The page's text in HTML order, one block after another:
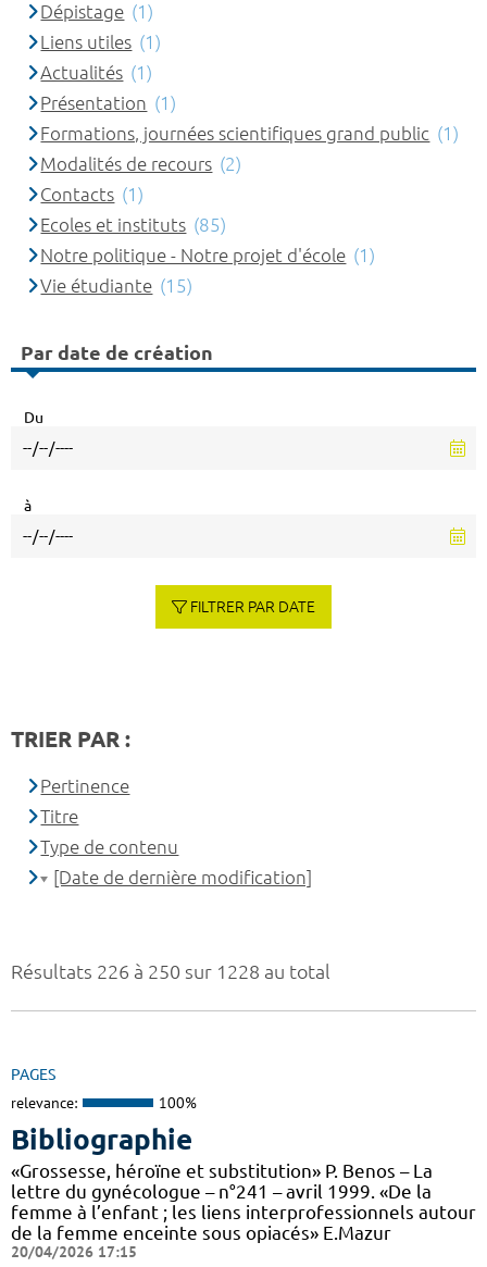
Résultats 226 à 250 sur 1228 au total
PAGES
relevance: 100%
Bibliographie
«Grossesse, héroïne et substitution» P. Benos – La
lettre du gynécologue – n°241 – avril 1999. «De la
femme à l’enfant ; les liens interprofessionnels autour
de la femme enceinte sous opiacés» E.Mazur
20/04/2026 17:15
Dépistage (1)
Liens utiles (1)
Actualités (1)
Présentation (1)
Formations, journées scientifiques grand public (1)
Modalités de recours (2)
Contacts (1)
Ecoles et instituts (85)
Notre politique - Notre projet d'école (1)
Vie étudiante (15)
Par date de création
Du
à
FILTRER PAR DATE
TRIER PAR :
Pertinence
Titre
Type de contenu
[Date de dernière modification]